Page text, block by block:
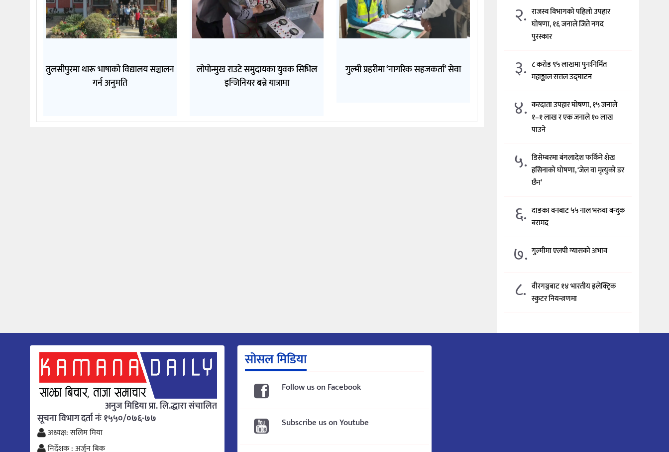
तुलसीपुरमा थारू भाषाको विद्यालय सञ्चालन
गर्न अनुमति
लोपोन्मुख राउटे समुदायका युवक सिभिल
इन्जिनियर बन्ने यात्रामा
गुल्मी प्रहरीमा ‘नागरिक सहजकर्ता’ सेवा
२. राजस्व विभागको पहिलो उपहार
घोषणा, १६ जनाले जिते नगद
पुरस्कार
३. ८ करोड ९५ लाखमा पुनःनिर्मित
महाङ्काल सत्तल उद्घाटन
४. करदाता उपहार घोषणा, १५ जनाले
१–१ लाख र एक जनाले १० लाख
पाउने
५. डिसेम्बरमा बंगलादेश फर्किने शेख
हसिनाको घोषणा, ‘जेल वा मृत्युको डर
छैन’
६. दाङका वनबाट ५५ नाल भरुवा बन्दुक
बरामद
७. गुल्मीमा एलपी ग्यासको अभाव
८. वीरगञ्जबाट १४ भारतीय इलेक्ट्रिक
स्कुटर नियन्त्रणमा
अनुज मिडिया प्रा. लि.द्धारा संचालित
सूचना विभाग दर्ता नंः १५५०/०७६-७७
अध्यक्ष: सलिम मिया
निर्देशक : अर्जुन बिक
सोसल मिडिया
Follow us on Facebook
Subscribe us on Youtube